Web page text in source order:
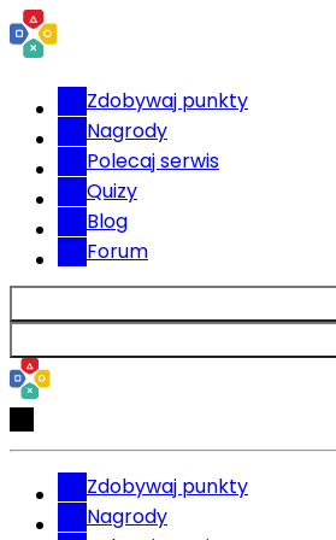
Zdobywaj punkty
Nagrody
Polecaj serwis
Quizy
Blog
Forum
Zdobywaj punkty
Nagrody